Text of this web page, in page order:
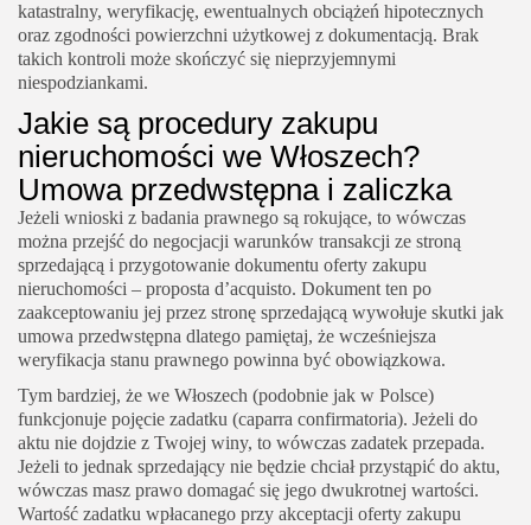
katastralny, weryfikację, ewentualnych obciążeń hipotecznych
oraz zgodności powierzchni użytkowej z dokumentacją. Brak
takich kontroli może skończyć się nieprzyjemnymi
niespodziankami.
Jakie są procedury zakupu
nieruchomości we Włoszech?
Umowa przedwstępna i zaliczka
Jeżeli wnioski z badania prawnego są rokujące, to wówczas
można przejść do negocjacji warunków transakcji ze stroną
sprzedającą i przygotowanie dokumentu oferty zakupu
nieruchomości – proposta d’acquisto. Dokument ten po
zaakceptowaniu jej przez stronę sprzedającą wywołuje skutki jak
umowa przedwstępna dlatego pamiętaj, że wcześniejsza
weryfikacja stanu prawnego powinna być obowiązkowa.
Tym bardziej, że we Włoszech (podobnie jak w Polsce)
funkcjonuje pojęcie zadatku (caparra confirmatoria). Jeżeli do
aktu nie dojdzie z Twojej winy, to wówczas zadatek przepada.
Jeżeli to jednak sprzedający nie będzie chciał przystąpić do aktu,
wówczas masz prawo domagać się jego dwukrotnej wartości.
Wartość zadatku wpłacanego przy akceptacji oferty zakupu